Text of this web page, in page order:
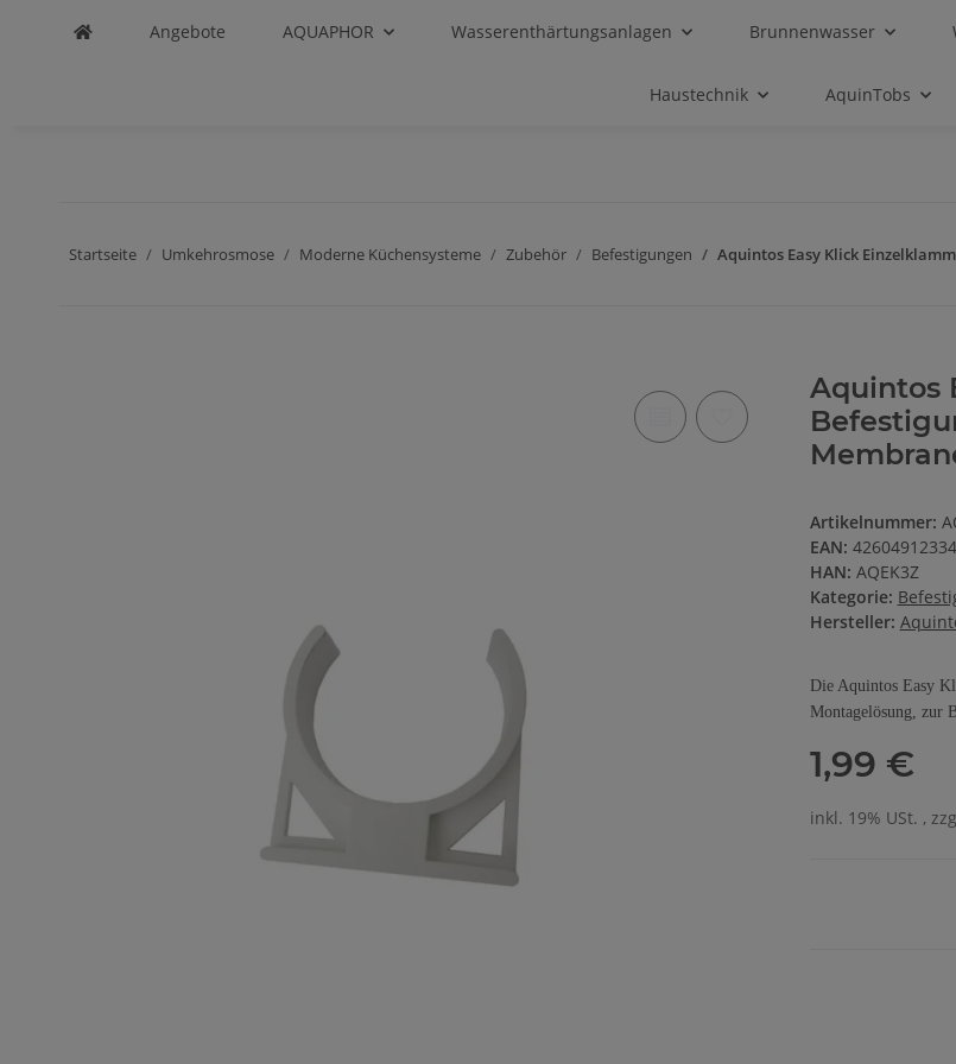
Angebote AQUAPHOR Wasserenthärtungsanlagen Brunnenwasser
Haustechnik AquinTobs
Startseite Umkehrosmose Moderne Küchensysteme Zubehör Befestigungen Aquintos Easy Klick
Aquintos
Artikelnummer:
EAN:
HAN: AQEK3Z
Kategorie:
Hersteller:
Die Aquintos Easy
Montagelösung, zur
1,99 €
inkl. 19% USt. ,